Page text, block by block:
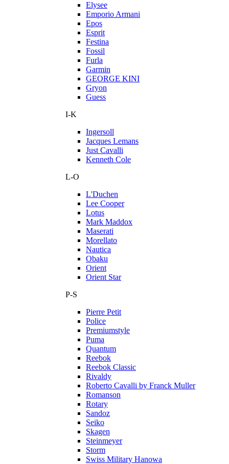
Elysee
Emporio Armani
Epos
Esprit
Festina
Fossil
Furla
Garmin
GEORGE KINI
Gryon
Guess
I-K
Ingersoll
Jacques Lemans
Just Cavalli
Kenneth Cole
L-O
L'Duchen
Lee Cooper
Lotus
Mark Maddox
Maserati
Morellato
Nautica
Obaku
Orient
Orient Star
P-S
Pierre Petit
Police
Premiumstyle
Puma
Quantum
Reebok
Reebok Classic
Rivaldy
Roberto Cavalli by Franck Muller
Romanson
Rotary
Sandoz
Seiko
Skagen
Steinmeyer
Storm
Swiss Military Hanowa